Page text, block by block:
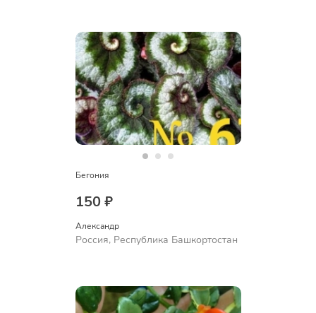
Бегония
150 ₽
Александр
Россия, Республика Башкортостан